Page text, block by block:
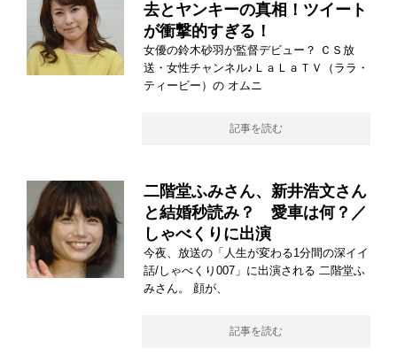
去とヤンキーの真相！ツイート
が衝撃的すぎる！
女優の鈴木砂羽が監督デビュー？ ＣＳ放
送・女性チャンネル♪ＬａＬａＴＶ（ララ・
ティービー）の オムニ
記事を読む
二階堂ふみさん、新井浩文さん
と結婚秒読み？ 愛車は何？／
しゃべくりに出演
今夜、放送の「人生が変わる1分間の深イイ
話/しゃべくり007」に出演される 二階堂ふ
みさん。 顔が、
記事を読む